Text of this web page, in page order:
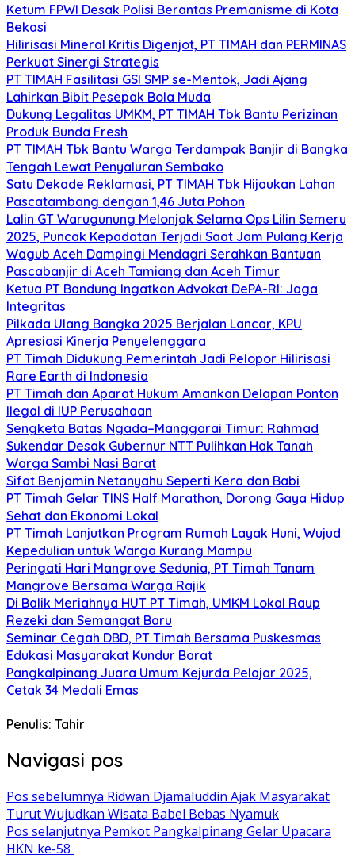
Ketum FPWI Desak Polisi Berantas Premanisme di Kota
Bekasi
Hilirisasi Mineral Kritis Digenjot, PT TIMAH dan PERMINAS
Perkuat Sinergi Strategis
PT TIMAH Fasilitasi GSI SMP se-Mentok, Jadi Ajang
Lahirkan Bibit Pesepak Bola Muda
Dukung Legalitas UMKM, PT TIMAH Tbk Bantu Perizinan
Produk Bunda Fresh
PT TIMAH Tbk Bantu Warga Terdampak Banjir di Bangka
Tengah Lewat Penyaluran Sembako
Satu Dekade Reklamasi, PT TIMAH Tbk Hijaukan Lahan
Pascatambang dengan 1,46 Juta Pohon
Lalin GT Warugunung Melonjak Selama Ops Lilin Semeru
2025, Puncak Kepadatan Terjadi Saat Jam Pulang Kerja
Wagub Aceh Dampingi Mendagri Serahkan Bantuan
Pascabanjir di Aceh Tamiang dan Aceh Timur
Ketua PT Bandung Ingatkan Advokat DePA-RI: Jaga
Integritas
Pilkada Ulang Bangka 2025 Berjalan Lancar, KPU
Apresiasi Kinerja Penyelenggara
PT Timah Didukung Pemerintah Jadi Pelopor Hilirisasi
Rare Earth di Indonesia
PT Timah dan Aparat Hukum Amankan Delapan Ponton
Ilegal di IUP Perusahaan
Sengketa Batas Ngada–Manggarai Timur: Rahmad
Sukendar Desak Gubernur NTT Pulihkan Hak Tanah
Warga Sambi Nasi Barat
Sifat Benjamin Netanyahu Seperti Kera dan Babi
PT Timah Gelar TINS Half Marathon, Dorong Gaya Hidup
Sehat dan Ekonomi Lokal
PT Timah Lanjutkan Program Rumah Layak Huni, Wujud
Kepedulian untuk Warga Kurang Mampu
Peringati Hari Mangrove Sedunia, PT Timah Tanam
Mangrove Bersama Warga Rajik
Di Balik Meriahnya HUT PT Timah, UMKM Lokal Raup
Rezeki dan Semangat Baru
Seminar Cegah DBD, PT Timah Bersama Puskesmas
Edukasi Masyarakat Kundur Barat
Pangkalpinang Juara Umum Kejurda Pelajar 2025,
Cetak 34 Medali Emas
Penulis: Tahir
Navigasi pos
Pos sebelumnya Ridwan Djamaluddin Ajak Masyarakat
Turut Wujudkan Wisata Babel Bebas Nyamuk
Pos selanjutnya Pemkot Pangkalpinang Gelar Upacara
HKN ke-58